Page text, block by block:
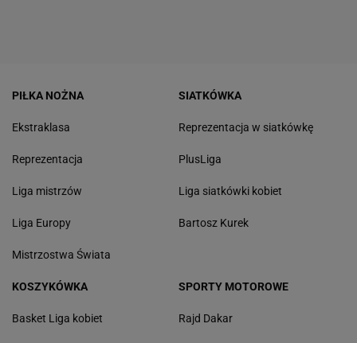
PIŁKA NOŻNA
Ekstraklasa
Reprezentacja
Liga mistrzów
Liga Europy
Mistrzostwa Świata
SIATKÓWKA
Reprezentacja w siatkówkę
PlusLiga
Liga siatkówki kobiet
Bartosz Kurek
KOSZYKÓWKA
Basket Liga kobiet
SPORTY MOTOROWE
Rajd Dakar